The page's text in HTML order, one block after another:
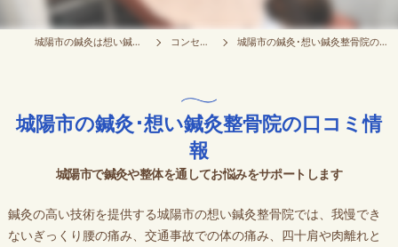
城陽市の鍼灸は想い鍼灸整骨院 コンセプト 城陽市の鍼灸･想い鍼灸整骨院の口コミ情報
城陽市で鍼灸や整体を通してお悩みをサポートします
城陽市の鍼灸･想い鍼灸整骨院の口コミ情
報
鍼灸の高い技術を提供する城陽市の想い鍼灸整骨院では、我慢でき
ないぎっくり腰の痛み、交通事故での体の痛み、四十肩や肉離れと